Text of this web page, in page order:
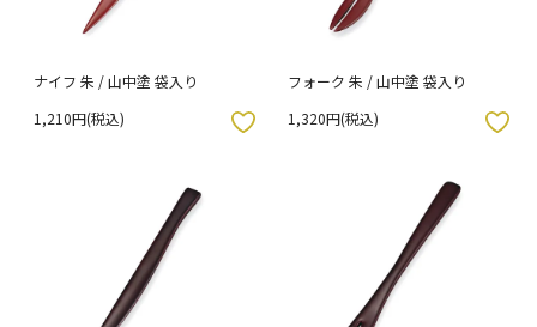
ナイフ 朱 / 山中塗 袋入り
1,210円(税込)
フォーク 朱 / 山中塗 袋入り
1,320円(税込)
お気に入りボタン